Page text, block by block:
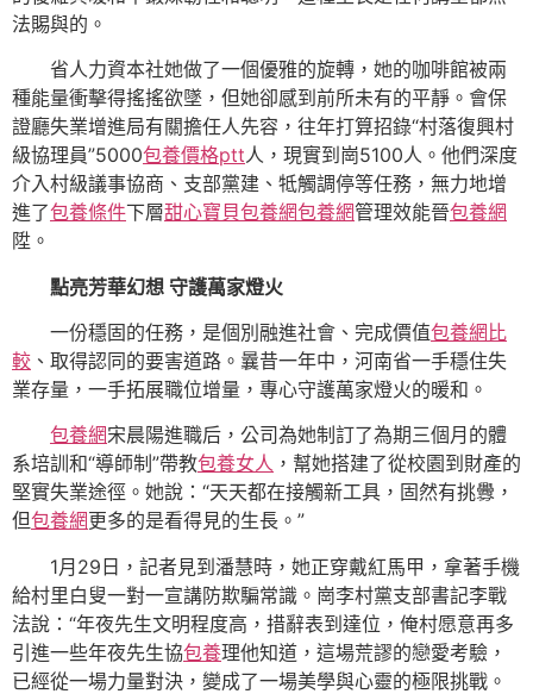
法賜與的。
省人力資本社她做了一個優雅的旋轉，她的咖啡館被兩
種能量衝擊得搖搖欲墜，但她卻感到前所未有的平靜。會保
證廳失業增進局有關擔任人先容，往年打算招錄“村落復興村
級協理員”5000包養價格ptt人，現實到崗5100人。他們深度
介入村級議事協商、支部黨建、牴觸調停等任務，無力地增
進了包養條件下層甜心寶貝包養網包養網管理效能晉包養網
陞。
點亮芳華幻想 守護萬家燈火
一份穩固的任務，是個別融進社會、完成價值包養網比
較 、取得認同的要害道路。曩昔一年中，河南省一手穩住失
業存量，一手拓展職位增量，專心守護萬家燈火的暖和。
包養網宋晨陽進職后，公司為她制訂了為期三個月的體
系培訓和“導師制”帶教包養女人 ，幫她搭建了從校園到財產的
堅實失業途徑。她說：“天天都在接觸新工具，固然有挑釁，
但包養網更多的是看得見的生長。”
1月29日，記者見到潘慧時，她正穿戴紅馬甲，拿著手機
給村里白叟一對一宣講防欺騙常識。崗李村黨支部書記李戰
法說：“年夜先生文明程度高，措辭表到達位，俺村愿意再多
引進一些年夜先生協包養理他知道，這場荒謬的戀愛考驗，
已經從一場力量對決，變成了一場美學與心靈的極限挑戰。